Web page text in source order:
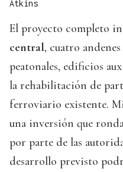
Atkins
El proyecto completo
central, cuatro
peatonales, edificios
la rehabilitación de
ferroviario existente.
una inversión que
por parte de las
desarrollo previsto